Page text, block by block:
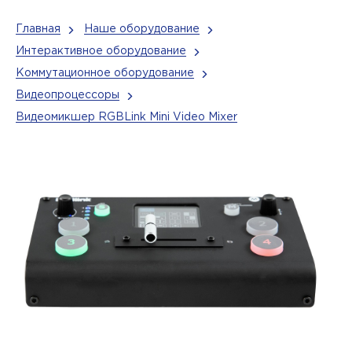
Главная Наше оборудование
Интерактивное оборудование
Коммутационное оборудование
Видеопроцессоры
Видеомикшер RGBLink Mini Video Mixer